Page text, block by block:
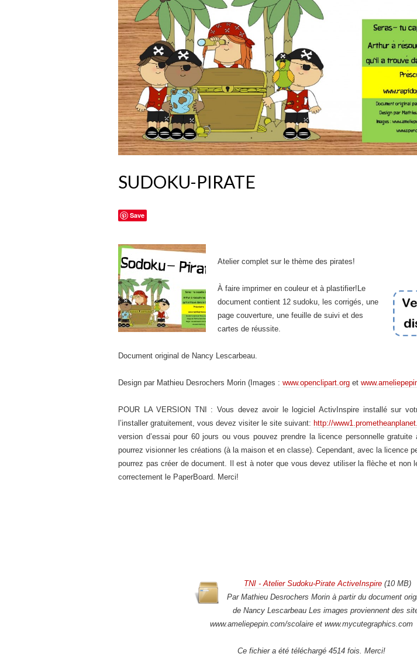
SUDOKU-PIRATE
Save
Atelier complet sur le thème des pirates!
À faire imprimer en couleur et à plastifier!Le
document contient 12 sudoku, les corrigés, une
page couverture, une feuille de suivi et des
cartes de réussite.
Document original de Nancy Lescarbeau.
Design par Mathieu Desrochers Morin (Images : www.openclipart.org et
POUR LA VERSION TNI : Vous devez avoir le logiciel ActivInspire installé sur
l’installer gratuitement, vous devez visiter le site suivant: http://
version d’essai pour 60 jours ou vous pouvez prendre la licence personnelle gratuite
pourrez visionner les créations (à la maison et en classe). Cependant, avec la licence
pourrez pas créer de document. Il est à noter que vous devez utiliser la flèche et non
correctement le PaperBoard. Merci!
TNI - Atelier Sudoku-Pirate ActiveInspire (10 MB)
Par Mathieu Desrochers Morin à partir du document
de Nancy Lescarbeau Les images proviennent des
www.ameliepepin.com/scolaire et www.mycutegraphics.com
Ce fichier a été téléchargé 4514 fois. Merci!